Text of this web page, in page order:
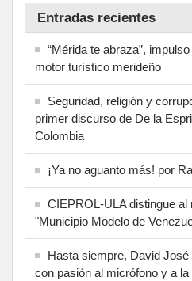
Entradas recientes
“Mérida te abraza”,
motor turístico merideño
Seguridad, religión y
primer discurso de De la
Colombia
¡Ya no aguanto más! por
CIEPROL-ULA distingue
"Municipio Modelo de
Hasta siempre, David
con pasión al micrófono y a